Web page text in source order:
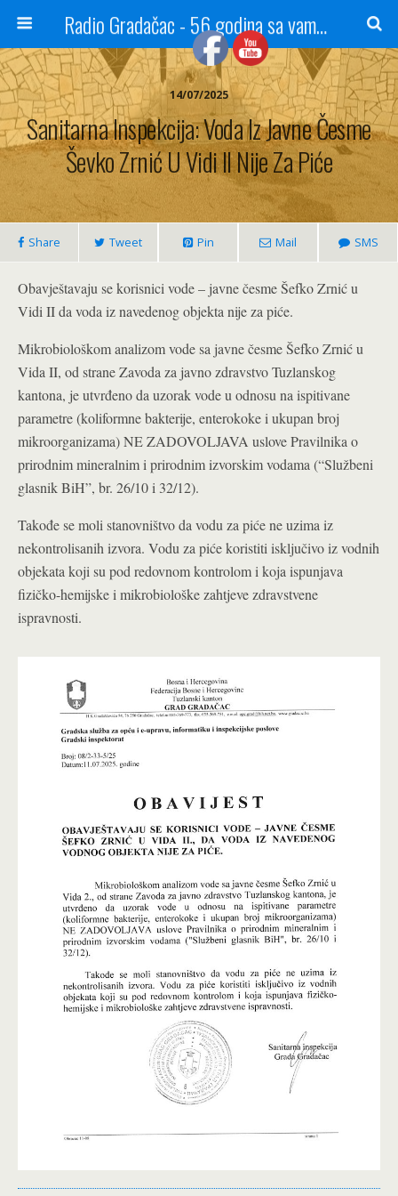
Radio Gradačac - 56 godina sa vama...
14/07/2025
Sanitarna Inspekcija: Voda Iz Javne Česme
Ševko Zrnić U Vidi II Nije Za Piće
Share Tweet Pin Mail SMS
Obavještavaju se korisnici vode – javne česme Šefko Zrnić u
Vidi II da voda iz navedenog objekta nije za piće.
Mikrobiološkom analizom vode sa javne česme Šefko Zrnić u
Vida II, od strane Zavoda za javno zdravstvo Tuzlanskog
kantona, je utvrđeno da uzorak vode u odnosu na ispitivane
parametre (koliformne bakterije, enterokoke i ukupan broj
mikroorganizama) NE ZADOVOLJAVA uslove Pravilnika o
prirodnim mineralnim i prirodnim izvorskim vodama (“Službeni
glasnik BiH”, br. 26/10 i 32/12).
Takođe se moli stanovništvo da vodu za piće ne uzima iz
nekontrolisanih izvora. Vodu za piće koristiti isključivo iz vodnih
objekata koji su pod redovnom kontrolom i koja ispunjava
fizičko-hemijske i mikrobiološke zahtjeve zdravstvene
ispravnosti.